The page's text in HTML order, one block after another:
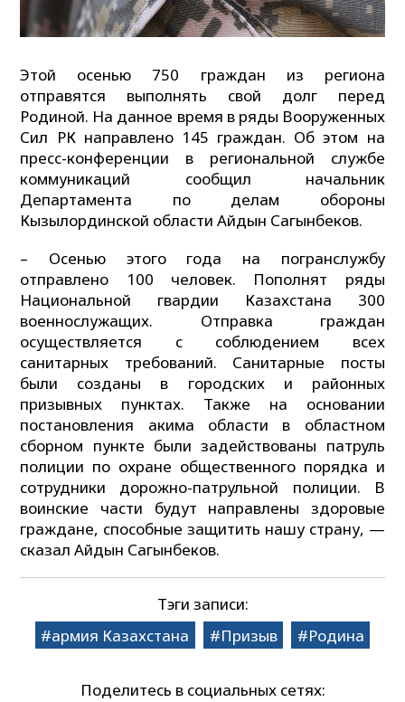
Этой осенью 750 граждан из региона
отправятся выполнять свой долг перед
Родиной. На данное время в ряды Вооруженных
Сил РК направлено 145 граждан. Об этом на
пресс-конференции в региональной службе
коммуникаций сообщил начальник
Департамента по делам обороны
Кызылординской области Айдын Сагынбеков.
– Осенью этого года на погранслужбу
отправлено 100 человек. Пополнят ряды
Национальной гвардии Казахстана 300
военнослужащих. Отправка граждан
осуществляется с соблюдением всех
санитарных требований. Санитарные посты
были созданы в городских и районных
призывных пунктах. Также на основании
постановления акима области в областном
сборном пункте были задействованы патруль
полиции по охране общественного порядка и
сотрудники дорожно-патрульной полиции. В
воинские части будут направлены здоровые
граждане, способные защитить нашу страну, —
сказал Айдын Сагынбеков.
Тэги записи:
армия Казахстана
Призыв Родина
Поделитесь в социальных сетях: